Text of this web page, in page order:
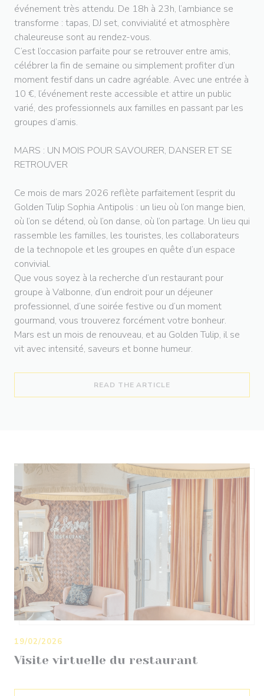
événement très attendu. De 18h à 23h, l’ambiance se
transforme : tapas, DJ set, convivialité et atmosphère
chaleureuse sont au rendez-vous.
C’est l’occasion parfaite pour se retrouver entre amis,
célébrer la fin de semaine ou simplement profiter d’un
moment festif dans un cadre agréable. Avec une entrée à
10 €, l’événement reste accessible et attire un public
varié, des professionnels aux familles en passant par les
groupes d’amis.
MARS : UN MOIS POUR SAVOURER, DANSER ET SE
RETROUVER
Ce mois de mars 2026 reflète parfaitement l’esprit du
Golden Tulip Sophia Antipolis : un lieu où l’on mange bien,
où l’on se détend, où l’on danse, où l’on partage. Un lieu qui
rassemble les familles, les touristes, les collaborateurs
de la technopole et les groupes en quête d’un espace
convivial.
Que vous soyez à la recherche d’un restaurant pour
groupe à Valbonne, d’un endroit pour un déjeuner
professionnel, d’une soirée festive ou d’un moment
gourmand, vous trouverez forcément votre bonheur.
Mars est un mois de renouveau, et au Golden Tulip, il se
vit avec intensité, saveurs et bonne humeur.
READ THE ARTICLE
Visite virtuelle du restaurant
19/02/2026